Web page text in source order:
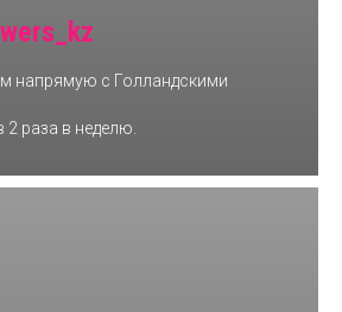
напрямую с Голландскими
2 раза в неделю.